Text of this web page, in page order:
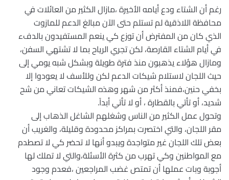
رغم أن الشتاء ودع أيامه الأخيرة ،مازال الكثير من العائلات في
محافظة اللاذقية لم تستلم حتى الآن مبالغ الدعم للمازوت
الذي كان من المفترض أن توزع كي ينعم المستفيدون بالدفء
في أيام الشتاء القارصة، لكن تجري الرياح بما لا تشتهي السفن،
ومازال هؤلاء يذهبون منذ فترة طويلة وبشكل شبه يومي إلى
حيث اللجان لاستلام شيكات الدعم لكن وللأسف لا يعودوا إلا
بخفي حنين،فمنذ أكثر من شهر وهذه الشيكات تعاني من شح
شديد، أو تأتي بالقطارة ، أو لا تأتي أبداً.
وتحول عمل الكثير من الناس وشغلهم الشاغل الذهاب إلى
مقر اللجان، والتي اختصرت بمراكز محدودة وقليلة، والغريب أن
بعض تلك اللجان غير متواجدة ويبدو أنها لا تحضر كي لا تصطدم
مع المواطنين وكي تهرب من كثرة الأسئلة،والتي لا تملك لها
أجوبة وبات عملها أن تمتص غضب المراجعين ،فعدم وجود